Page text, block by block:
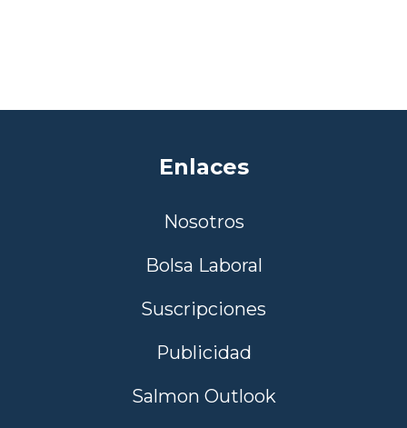
Enlaces
Nosotros
Bolsa Laboral
Suscripciones
Publicidad
Salmon Outlook